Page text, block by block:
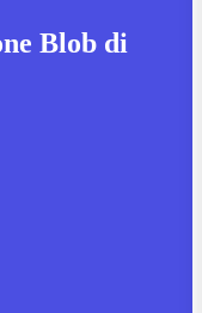
Blob di